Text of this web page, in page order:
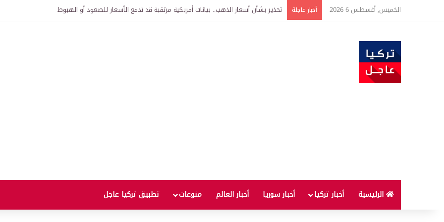
الخميس, أغسطس 6 2026 أخبار عاجلة تحذير بشأن أسعار الذهب.. بيانات أمريكية مرتقبة قد تدفع الأسعار للصعود أو الهبوط
الرئيسية أخبار تركيا أخبار سوريا أخبار العالم منوعات تطبيق تركيا عاجل